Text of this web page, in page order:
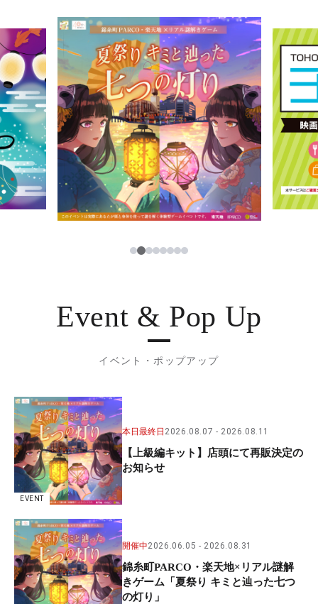
ニュース
レストラン・カフェ
TAX FREE
PARCOメンバーズ
JP
한국어
ภาษาไทย
日本語
1234567
Event & Pop Up
イベント・ポップアップ
EVENT
本日最終日 2026.08.07 2026.08.11
【上級編キット】店頭にて再販決定の
お知らせ
開催中2026.06.05 2026.08.31
錦糸町PARCO・楽天地×リアル謎解
きゲーム「夏祭り キミと辿った七つ
の灯り」